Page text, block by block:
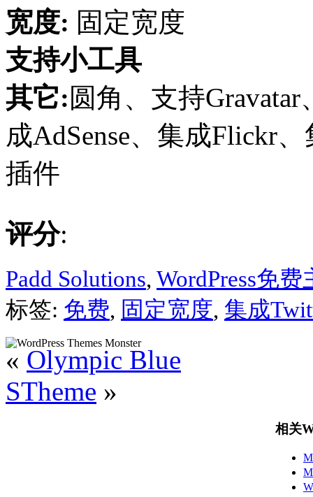
宽度: 固定宽度
支持小工具
其它:圆角、支持
成AdSense、集成Flickr
插件
评分:
Padd Solutions, WordPress免费
标签: 免费, 固定宽度, 集成
« Olympic Blue
STheme »
相关